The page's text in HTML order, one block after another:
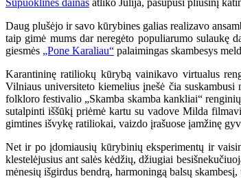
Daug plušėjo ir savo kūrybines galias realizavo
taip gimė mums dar neregėto populiarumo sulaukę
giesmės „Pone Karaliau“ palaimingas skambesys
Karantininę ratiliokų kūrybą vainikavo virtualus
Vilniaus universiteto kiemelius įnešė čia
folkloro festivalio „Skamba skamba kankliai“
sutalpinti iššūkį priėmė kartu su vadove Milda
gimtines išvykę ratiliokai, vaizdo įrašuose įamžinę
Net ir po įdomiausių kūrybinių eksperimentų ir
klestelėjusius ant salės kėdžių, džiugiai
mėnesių išgirdus bendrą, harmoningą balsų